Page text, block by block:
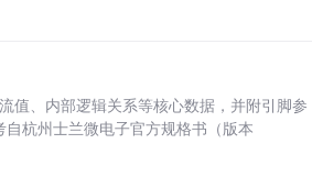
值、内部逻辑关系等核心数据，并附引脚参
杭州士兰微电子官方规格书（版本